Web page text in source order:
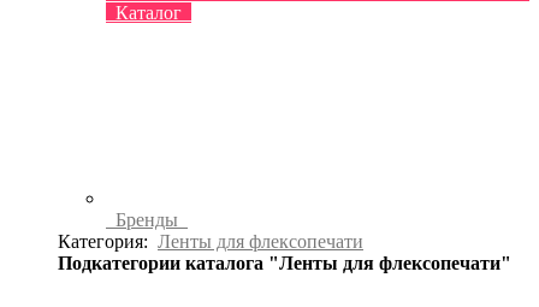
Каталог
Бренды
Категория: Ленты для флексопечати
Подкатегории каталога "Ленты для флексопечати"